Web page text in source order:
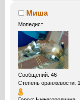
Миша
Мопедист
Сообщений: 46
Степень оранжевости: 1